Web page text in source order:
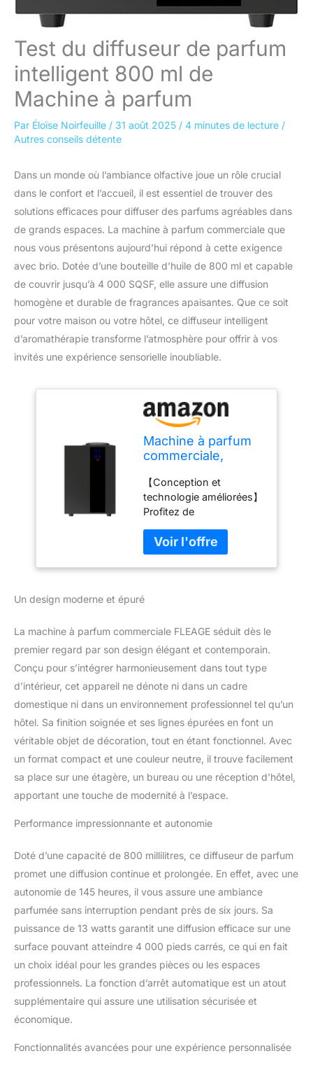
Test du diffuseur de parfum
intelligent 800 ml de
Machine à parfum
Par Éloïse Noirfeuille / 31 août 2025 / 4 minutes de lecture /
Autres conseils détente
Dans un monde où l’ambiance olfactive joue un rôle crucial
dans le confort et l’accueil, il est essentiel de trouver des
solutions efficaces pour diffuser des parfums agréables dans
de grands espaces. La machine à parfum commerciale que
nous vous présentons aujourd’hui répond à cette exigence
avec brio. Dotée d’une bouteille d’huile de 800 ml et capable
de couvrir jusqu’à 4 000 SQSF, elle assure une diffusion
homogène et durable de fragrances apaisantes. Que ce soit
pour votre maison ou votre hôtel, ce diffuseur intelligent
d’aromathérapie transforme l’atmosphère pour offrir à vos
invités une expérience sensorielle inoubliable.
Machine à parfum
commerciale,
avec bouteille
d'huile de 800 ml,
couverture jusqu'à
4 000 SQSF de
parfum, diffuseur
d'aromathérapie
d'intérieur
maison, l'hôtel
【Conception et
technologie améliorées】
Profitez de
améliorées telles que la
connectivité améliorée
des applications, la
efficace des odeurs, le
vitesses, la taille de la
bouteille plus grande et
la diffusion multi-angles.
【Connexion HVAC sans
couture】 Connectez-
vous à votre système
HVAC pour une
expérience
d'aromathérapie fraîche
et semblable à un spa
dans toute votre maison.
【Diffusion sans résidu】
pulvérisation garantit
sur les meubles, les murs
ou les sols. Sans danger
pour une utilisation près
des enfants et des
animaux domestiques et
ne laisse aucun résidu
Bluetooth pratique】
Contrôlez facilement le
diffuseur depuis votre
smartphone ou votre
réglez des minuteries
même lorsque vous êtes
Un design moderne et épuré
La machine à parfum commerciale FLEAGE séduit dès le
premier regard par son design élégant et contemporain.
Conçu pour s’intégrer harmonieusement dans tout type
d’intérieur, cet appareil ne dénote ni dans un cadre
domestique ni dans un environnement professionnel tel qu’un
hôtel. Sa finition soignée et ses lignes épurées en font un
véritable objet de décoration, tout en étant fonctionnel. Avec
un format compact et une couleur neutre, il trouve facilement
sa place sur une étagère, un bureau ou une réception d’hôtel,
apportant une touche de modernité à l’espace.
Performance impressionnante et autonomie
Doté d’une capacité de 800 millilitres, ce diffuseur de parfum
promet une diffusion continue et prolongée. En effet, avec une
autonomie de 145 heures, il vous assure une ambiance
parfumée sans interruption pendant près de six jours. Sa
puissance de 13 watts garantit une diffusion efficace sur une
surface pouvant atteindre 4 000 pieds carrés, ce qui en fait
un choix idéal pour les grandes pièces ou les espaces
professionnels. La fonction d’arrêt automatique est un atout
supplémentaire qui assure une utilisation sécurisée et
économique.
Fonctionnalités avancées pour une expérience personnalisée